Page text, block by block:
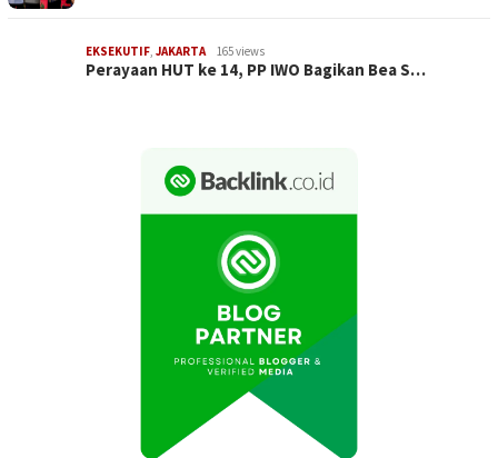
EKSEKUTIF JAKARTA 165 views
Perayaan HUT ke 14, PP IWO Bagikan Bea S…